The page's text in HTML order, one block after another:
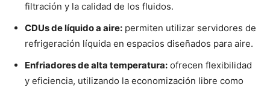
filtración y la calidad de los fluidos.
CDUs de líquido a aire: permiten utilizar servidores de
refrigeración líquida en espacios diseñados para aire.
Enfriadores de alta temperatura: ofrecen flexibilidad
y eficiencia, utilizando la economización libre como